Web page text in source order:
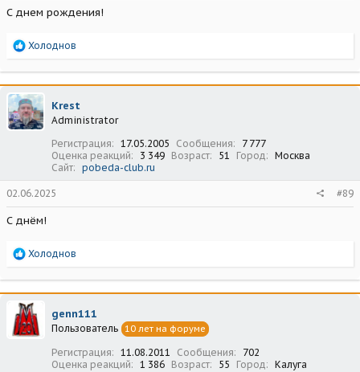
С днем рождения!
Р
а
к
ц
и
и
Холоднов
Krest
Administrator
Регистрация
17.05.2005 Сообщения
7 777
Оценка реакций
3 349 Возраст 51 Город
Москва
Сайт
pobeda-club.ru
02.06.2025 #89
С днём!
Р
а
к
ц
и
и
Холоднов
genn111
Пользователь 10 лет на форуме
Регистрация 11.08.2011 Сообщения
702
Оценка реакций
1 386 Возраст 55 Город Калуга